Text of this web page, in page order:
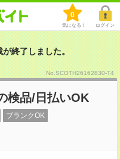
0
気になる！ ログイン
終了しました。
No.SCOTH26162830-T4
検品/日払いOK
ブランクOK